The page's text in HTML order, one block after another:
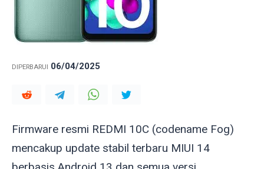
DIPERBARUI 06/04/2025
Firmware resmi REDMI 10C (codename Fog)
mencakup update stabil terbaru MIUI 14